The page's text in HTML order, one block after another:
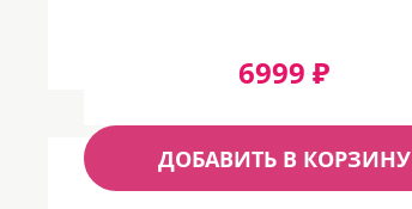
6999 ₽
ДОБАВИТЬ В КОРЗИНУ